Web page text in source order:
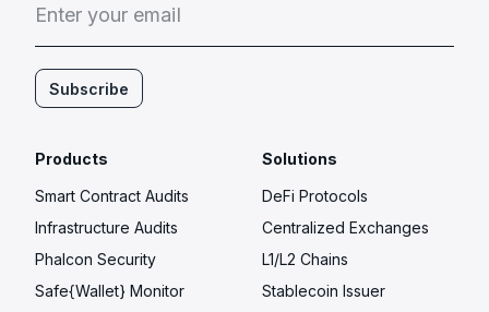
Enter your email
Subscribe
Products
Smart Contract Audits
Infrastructure Audits
Phalcon Security
Safe{Wallet} Monitor
Solutions
DeFi Protocols
Centralized Exchanges
L1/L2 Chains
Stablecoin Issuer